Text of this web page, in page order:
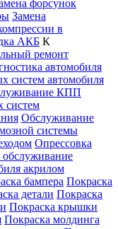
форсунок
Замена
в
АКБ К
ремонт
автомобиля
систем автомобиля
КПП
систем
Обслуживание
системы
Опрессовка
обслуживание
акрилом
бампера Покраска
детали Покраска
Покраска крышки
Покраска молдинга